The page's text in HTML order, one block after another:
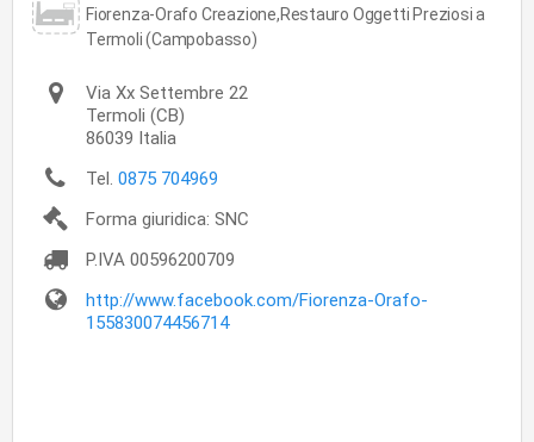
Fiorenza-Orafo Creazione,Restauro Oggetti Preziosi a
Termoli (Campobasso)
Via Xx Settembre 22
Termoli (CB)
86039 Italia
Tel. 0875 704969
Forma giuridica: SNC
P.IVA 00596200709
http://www.facebook.com/Fiorenza-Orafo-
155830074456714